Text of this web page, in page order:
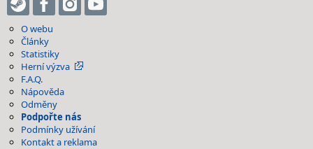
O webu
Články
Statistiky
Herní výzva
F.A.Q.
Nápověda
Odměny
Podpořte nás
Podmínky užívání
Kontakt a reklama